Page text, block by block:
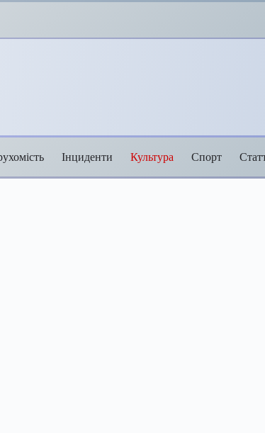
Інциденти Культура Спорт